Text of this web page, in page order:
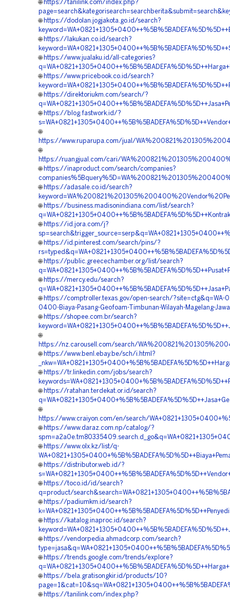
🌐 https://tanilink.com/index.php?
🌐 https://dodolan.jogjakota.go.id/search?
🌐 https://lakukan.co.id/search?
🌐 https://www.jualaku.id/all-categories?
🌐 https://www.pricebook.co.id/search?
🌐 https://direktoriukm.com/search/?
🌐 https://blog.fastwork.id/?
🌐
https://www.ruparupa.com/jual/
🌐
https://ruangjual.com/cari/
🌐 https://inaproduct.com/search/companies?
🌐 https://adasale.co.id/search?
🌐 https://business.madisonindiana.com/list/search?
🌐 https://id.jora.com/j?
🌐 https://id.pinterest.com/search/pins/?
🌐 https://public.greecechamber.org/list/search?
🌐 https://mercy.edu/search?
🌐 https://comptroller.texas.gov/open-search/?site=ctg&q=WA-
0400-Biaya-Pasang-Geofoam-Timbunan-Wilayah-Magelang-
🌐 https://shopee.com.br/search?
🌐
https://nz.carousell.com/search/
🌐 https://www.benl.ebay.be/sch/i.html?
🌐 https://tr.linkedin.com/jobs/search?
🌐 https://ratahan.terdekat.or.id/search?
🌐
https://www.craiyon.com/en/search/
🌐 https://www.daraz.com.np/catalog/?
🌐 https://www.olx.kz/list/q-
🌐 https://distributor.web.id/?
🌐 https://toco.id/id/search?
q=product/
🌐 https://padiumkm.id/search?
🌐 https://katalog.inaproc.id/search?
🌐 https://vendorpedia.ahmadcorp.com/search?
🌐 https://trends.google.com/trends/explore?
🌐 https://bela.gratisongkir.id/products/10?
🌐 https://tanilink.com/index.php?